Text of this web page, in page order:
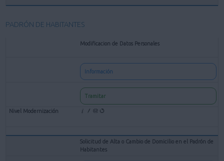
PADRÓN DE HABITANTES
Modificacion de Datos Personales
Información
Tramitar
Solicitud de Alta o Cambio de Domicilio en el Padrón de
Habitantes